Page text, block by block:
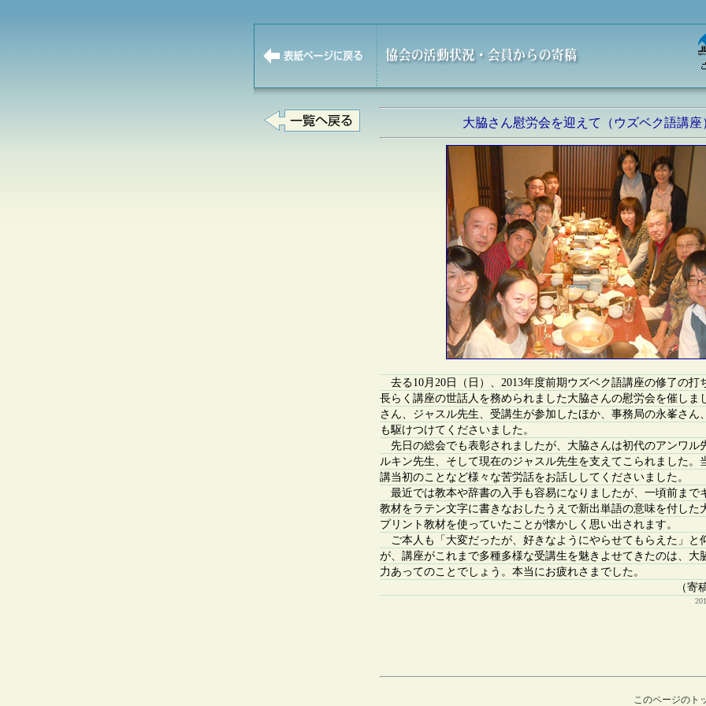
大脇さん慰労会を迎えて（ウズベク語講座
去る10月20日（日）、2013年度前期ウズベク語講座の修了の打
長らく講座の世話人を務められました大脇さんの慰労会を催しま
さん、ジャスル先生、受講生が参加したほか、事務局の永峯さん
も駆けつけてくださいました。
先日の総会でも表彰されましたが、大脇さんは初代のアンワル
ルキン先生、そして現在のジャスル先生を支えてこられました。
講当初のことなど様々な苦労話をお話ししてくださいました。
最近では教本や辞書の入手も容易になりましたが、一頃前まで
教材をラテン文字に書きなおしたうえで新出単語の意味を付した
プリント教材を使っていたことが懐かしく思い出されます。
ご本人も「大変だったが、好きなようにやらせてもらえた」と
が、講座がこれまで多種多様な受講生を魅きよせてきたのは、大
力あってのことでしょう。本当にお疲れさまでした。
（
このページのト